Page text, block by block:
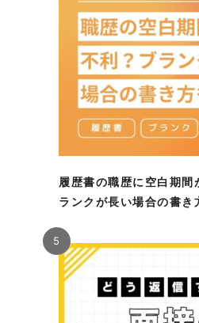
履歴書の職歴に空白期間
ランクが長い場合の書き
5